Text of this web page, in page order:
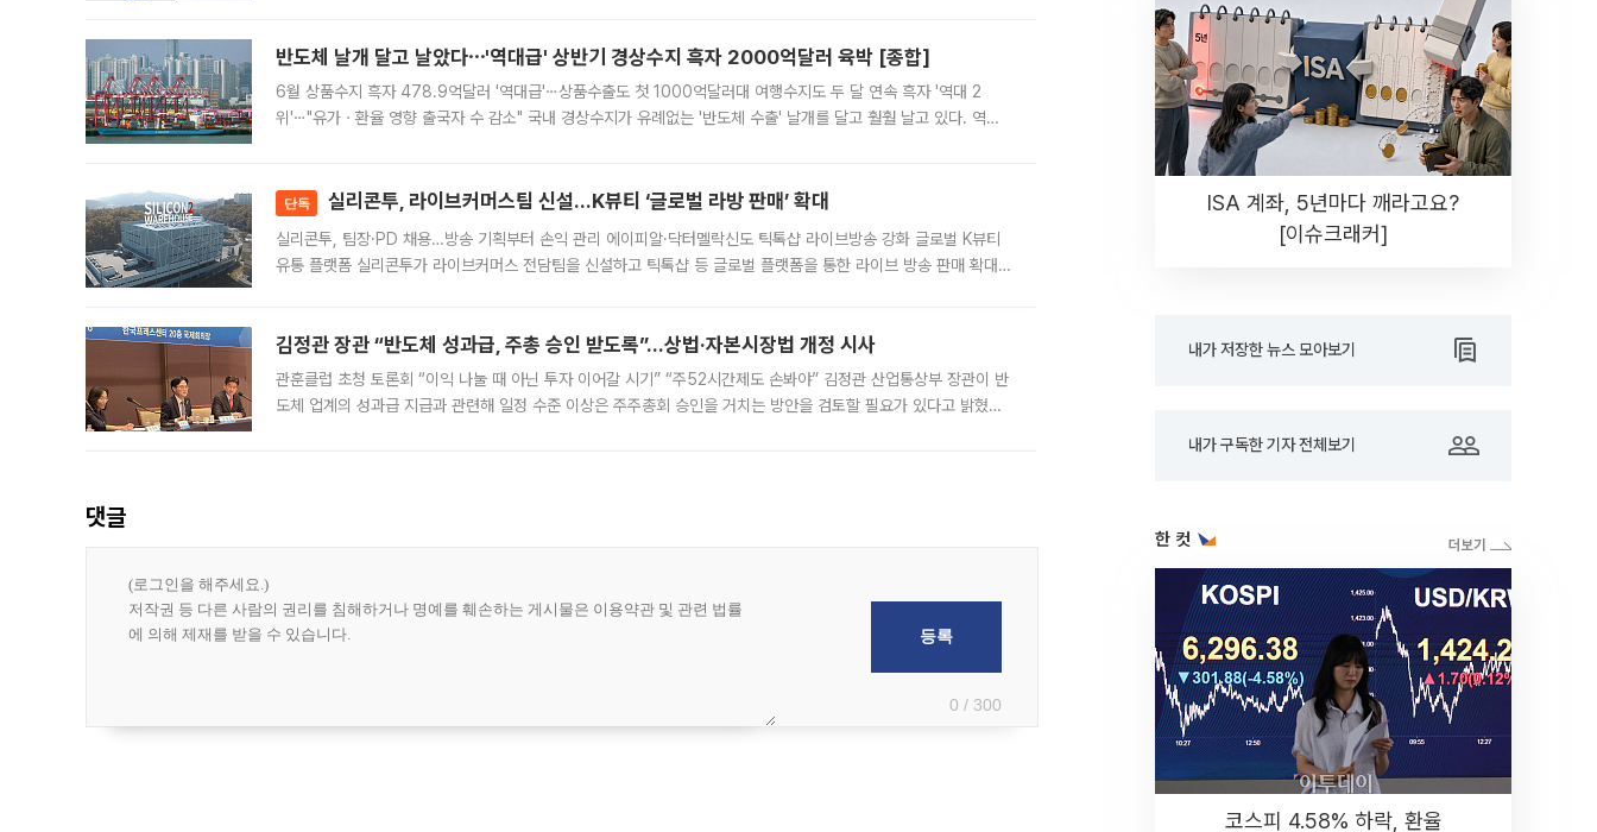
반도체 날개 달고 날았다⋯'역대급' 상반기 경상수지 흑자 2000억달러 육박 [종합]
6월 상품수지 흑자 478.9억달러 '역대급'⋯상품수출도 첫 1000억달러대 여행수지도 두 달 연속 흑자 '역대 2
위'⋯"유가ㆍ환율 영향 출국자 수 감소" 국내 경상수지가 유례없는 '반도체 수출' 날개를 달고 훨훨 날고 있다. 역대
단독 실리콘투, 라이브커머스팀 신설…K뷰티 ‘글로벌 라방 판매’ 확대
실리콘투, 팀장·PD 채용…방송 기획부터 손익 관리 에이피알·닥터멜락신도 틱톡샵 라이브방송 강화 글로벌 K뷰티
유통 플랫폼 실리콘투가 라이브커머스 전담팀을 신설하고 틱톡샵 등 글로벌 플랫폼을 통한 라이브 방송 판매 확대에
김정관 장관 “반도체 성과급, 주총 승인 받도록”…상법·자본시장법 개정 시사
관훈클럽 초청 토론회 “이익 나눌 때 아닌 투자 이어갈 시기” “주52시간제도 손봐야” 김정관 산업통상부 장관이 반
도체 업계의 성과급 지급과 관련해 일정 수준 이상은 주주총회 승인을 거치는 방안을 검토할 필요가 있다고 밝혔다.
댓글
0 / 300
ISA 계좌, 5년마다 깨라고요?
[이슈크래커]
내가 저장한 뉴스 모아보기
내가 구독한 기자 전체보기
한 컷
코스피 4.58% 하락, 환율